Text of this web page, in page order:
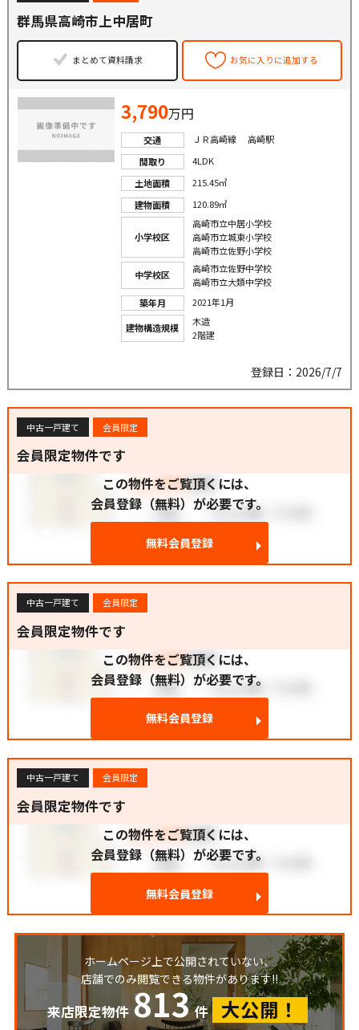
群馬県高崎市上中居町
まとめて資料請求 お気に入りに追加する
3,790万円
交通
ＪＲ高崎線 高崎駅
間取り
4LDK
土地面積
215.45㎡
建物面積
120.89㎡
小学校区
高崎市立中居小学校
高崎市立城東小学校
高崎市立佐野小学校
中学校区
高崎市立佐野中学校
高崎市立大類中学校
築年月
2021年1月
建物構造規模
木造
2階建
登録日：2026/7/7
中古一戸建て 会員限定
会員限定物件です
この物件をご覧頂くには、
会員登録（無料）が必要です。
無料会員登録
中古一戸建て 会員限定
会員限定物件です
この物件をご覧頂くには、
会員登録（無料）が必要です。
無料会員登録
中古一戸建て 会員限定
会員限定物件です
この物件をご覧頂くには、
会員登録（無料）が必要です。
無料会員登録
ホームページ上で公開されていない、
店舗でのみ閲覧できる物件があります!!
来店限定物件 813 件 大公開！